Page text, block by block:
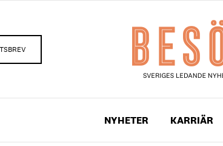
NYHETER KARRIÄR